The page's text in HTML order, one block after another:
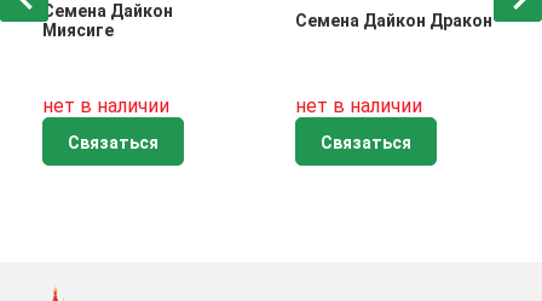
Семена Дайкон
Миясиге
нет в наличии
Связаться
Семена Дайкон Дракон
нет в наличии
Связаться